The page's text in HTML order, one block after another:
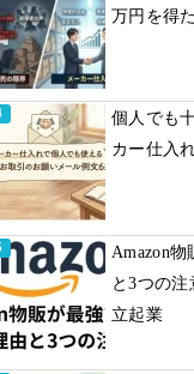
万円を得
個人でも
カー仕入
Amazon
と3つの
立起業